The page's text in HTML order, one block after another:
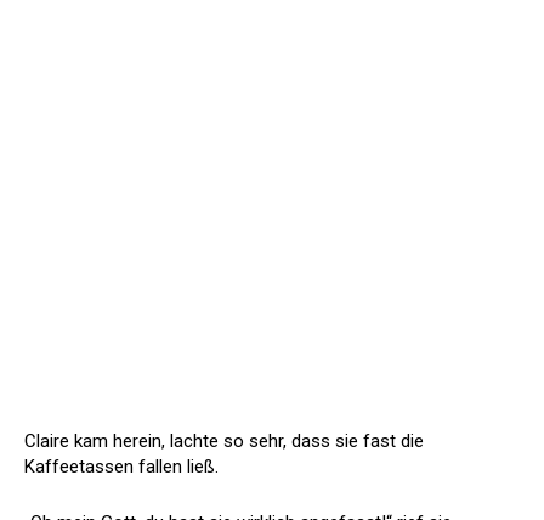
Claire kam herein, lachte so sehr, dass sie fast die
Kaffeetassen fallen ließ.